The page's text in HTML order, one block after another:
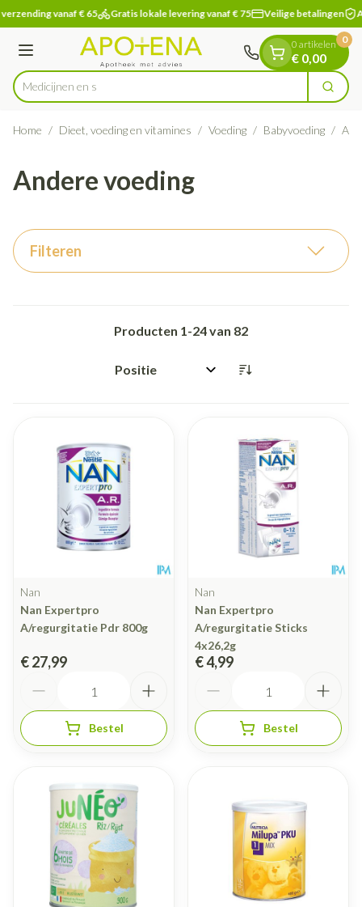
Ga naar de inhoud
1 van 1vanaf € 65 Gratis lokale levering vanaf € 75 Veilige betalingen
Menu
Product, merk, categorie... Zoek
0 artikelen
€ 0,00
0
Home / Dieet, voeding en vitamines / Voeding / Babyvoeding /
Andere voeding
Filteren
Producten 1-24van 82
Sorteer op:
Nan
Nan Expertpro
A/regurgitatie Pdr 800g
€ 27,99
Bestel
Nan
Nan Expertpro
A/regurgitatie Sticks
4x26,2g
€ 4,99
Bestel